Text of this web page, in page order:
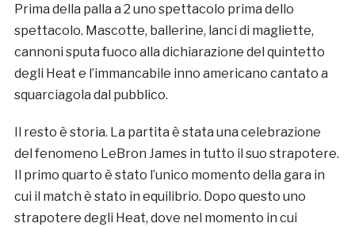
Prima della palla a 2 uno spettacolo prima dello
spettacolo. Mascotte, ballerine, lanci di magliette,
cannoni sputa fuoco alla dichiarazione del quintetto
degli Heat e l’immancabile inno americano cantato a
squarciagola dal pubblico.
Il resto è storia. La partita è stata una celebrazione
del fenomeno LeBron James in tutto il suo strapotere.
Il primo quarto è stato l’unico momento della gara in
cui il match è stato in equilibrio. Dopo questo uno
strapotere degli Heat, dove nel momento in cui